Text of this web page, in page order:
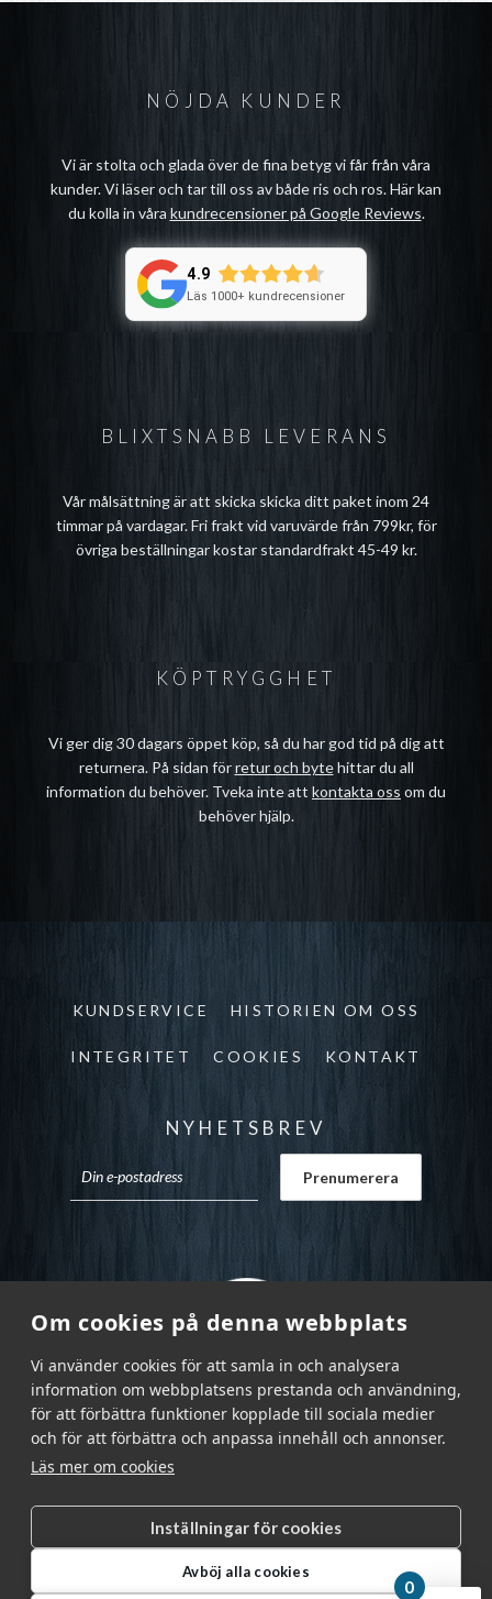
Om cookies på denna webbplats
Vi använder cookies för att samla in och analysera
information om webbplatsens prestanda och användning,
för att förbättra funktioner kopplade till sociala medier
och för att förbättra och anpassa innehåll och annonser.
Läs mer om cookies
Inställningar för cookies
Avböj alla cookies
BLIXTSNABB LEVERANS
Vår målsättning är att skicka skicka ditt paket inom 24
timmar på vardagar. Fri frakt vid varuvärde från 799kr, för
övriga beställningar kostar standardfrakt 45-49 kr.
NÖJDA KUNDER
Vi är stolta och glada över de fina betyg vi får från våra
kunder. Vi läser och tar till oss av både ris och ros. Här kan
du kolla in våra kundrecensioner på Google Reviews.
4.9
Läs 1000+ kundrecensioner
KÖPTRYGGHET
Vi ger dig 30 dagars öppet köp, så du har god tid på dig att
returnera. På sidan förretur och bytehittar du all
information du behöver. Tveka inte att kontakta oss om du
behöver hjälp.
KUNDSERVICE HISTORIEN OM OSS
INTEGRITET COOKIES KONTAKT
NYHETSBREV
Garnr Sverige AB © 2026 |
info@garnr.se
|
031 - 92 94 92
0